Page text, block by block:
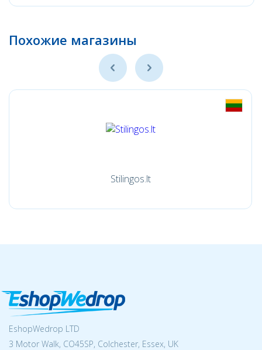
Похожие магазины
Stilingos.lt
EshopWedrop LTD
3 Motor Walk, CO45SP, Colchester, Essex, UK